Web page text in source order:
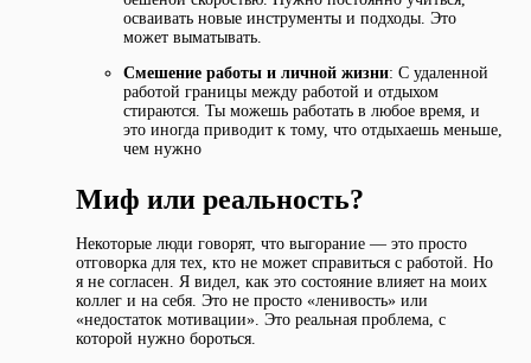
осваивать новые инструменты и подходы. Это
может выматывать.
Смешение работы и личной жизни: С удаленной
работой границы между работой и отдыхом
стираются. Ты можешь работать в любое время, и
это иногда приводит к тому, что отдыхаешь меньше,
чем нужно
Миф или реальность?
Некоторые люди говорят, что выгорание — это просто
отговорка для тех, кто не может справиться с работой. Но
я не согласен. Я видел, как это состояние влияет на моих
коллег и на себя. Это не просто «ленивость» или
«недостаток мотивации». Это реальная проблема, с
которой нужно бороться.